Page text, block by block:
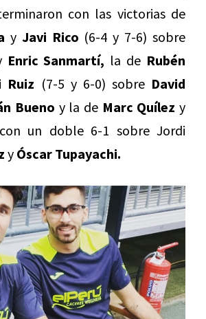
con las victorias de
y Javi Rico (6-4 y 7-6) sobre
Enric Sanmartí, la de Rubén
Ruiz (7-5 y 6-0) sobre David
Bueno y la de Marc Quílez y
con un doble 6-1 sobre Jordi
y Óscar Tupayachi.